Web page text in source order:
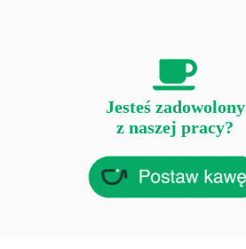
Jesteś zadowolony
z naszej pracy?